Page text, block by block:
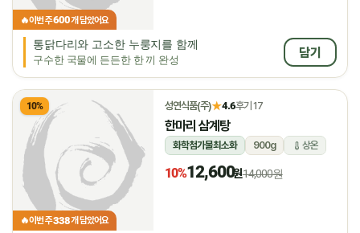
🔥이번 주600개 담았어요
통닭다리와 고소한 누룽지를 함께
구수한 국물에 든든한 한 끼 완성
담기
10%
🔥이번 주338개 담았어요
성연식품(주)★4.6후기 17
한마리 삼계탕
화학첨가물최소화 900g 상온
10%12,600원14,000원